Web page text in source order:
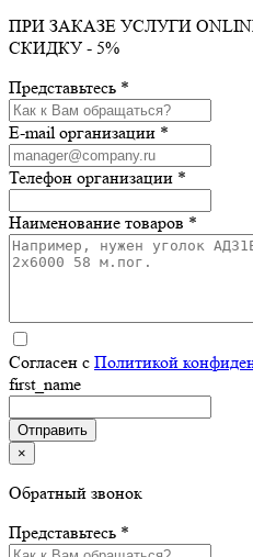
ПРИ ЗАКАЗЕ УСЛУГИ
СКИДКУ - 5%
Представьтесь *
E-mail организации *
Телефон организации *
Наименование товаров *
Согласен с Политикой
first_name
×
Обратный звонок
Представьтесь *